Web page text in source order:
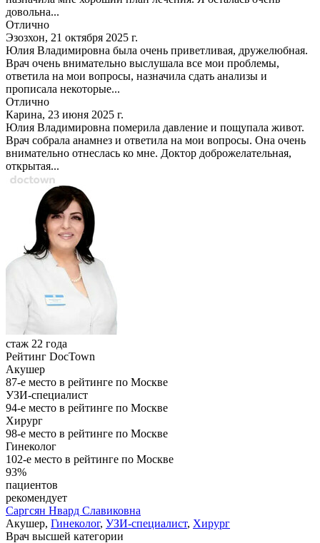
довольна...
Отлично
Эзозхон, 21 октября 2025 г.
Юлия Владимировна была очень приветливая, дружелюбная.
Врач очень внимательно выслушала все мои проблемы,
ответила на мои вопросы, назначила сдать анализы и
прописала некоторые...
Отлично
Карина, 23 июня 2025 г.
Юлия Владимировна померила давление и пощупала живот.
Врач собрала анамнез и ответила на мои вопросы. Она очень
внимательно отнеслась ко мне. Доктор доброжелательная,
открытая...
стаж 22 года
Рейтинг DocTown
Акушер
87-е место в рейтинге по Москве
УЗИ-специалист
94-е место в рейтинге по Москве
Хирург
98-е место в рейтинге по Москве
Гинеколог
102-е место в рейтинге по Москве
93%
пациентов
рекомендует
Саргсян Нвард Славиковна
Акушер, Гинеколог, УЗИ-специалист, Хирург
Врач высшей категории